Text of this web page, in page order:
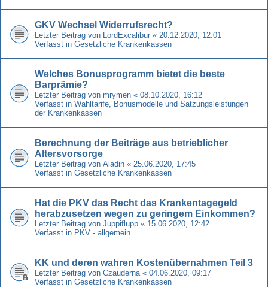
GKV Wechsel Widerrufsrecht?
Letzter Beitrag von LordExcalibur « 20.12.2020, 12:01
Verfasst in Gesetzliche Krankenkassen
Welches Bonusprogramm bietet die beste
Barprämie?
Letzter Beitrag von mrymen « 08.10.2020, 16:12
Verfasst in Wahltarife, Bonusmodelle und Satzungsleistungen
der Krankenkassen
Berechnung der Beiträge aus betrieblicher
Altersvorsorge
Letzter Beitrag von Aladin « 25.06.2020, 17:45
Verfasst in Gesetzliche Krankenkassen
Hat die PKV das Recht das Krankentagegeld
herabzusetzen wegen zu geringem Einkommen?
Letzter Beitrag von Juppiflupp « 15.06.2020, 12:42
Verfasst in PKV - allgemein
KK und deren wahren Kostenübernahmen Teil 3
Letzter Beitrag von Czauderna « 04.06.2020, 09:17
Verfasst in Gesetzliche Krankenkassen